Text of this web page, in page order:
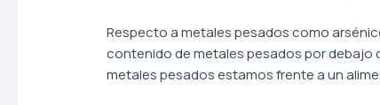
Respecto a metales pesados como
contenido de metales pesados por debajo
metales pesados estamos frente a un